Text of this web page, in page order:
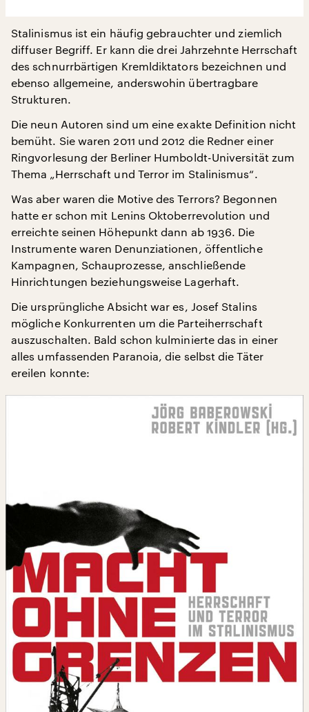
Stalinismus ist ein häufig gebrauchter und ziemlich
diffuser Begriff. Er kann die drei Jahrzehnte Herrschaft
des schnurrbärtigen Kremldiktators bezeichnen und
ebenso allgemeine, anderswohin übertragbare
Strukturen.
Die neun Autoren sind um eine exakte Definition nicht
bemüht. Sie waren 2011 und 2012 die Redner einer
Ringvorlesung der Berliner Humboldt-Universität zum
Thema „Herrschaft und Terror im Stalinismus“.
Was aber waren die Motive des Terrors? Begonnen
hatte er schon mit Lenins Oktoberrevolution und
erreichte seinen Höhepunkt dann ab 1936. Die
Instrumente waren Denunziationen, öffentliche
Kampagnen, Schauprozesse, anschließende
Hinrichtungen beziehungsweise Lagerhaft.
Die ursprüngliche Absicht war es, Josef Stalins
mögliche Konkurrenten um die Parteiherrschaft
auszuschalten. Bald schon kulminierte das in einer
alles umfassenden Paranoia, die selbst die Täter
ereilen konnte: